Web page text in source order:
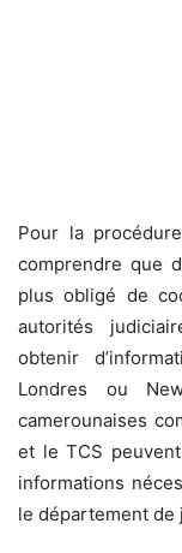
Pour la
comprendre que
plus obligé de
autorités
obtenir
Londres ou
camerounaises
et le TCS
informations
le département de